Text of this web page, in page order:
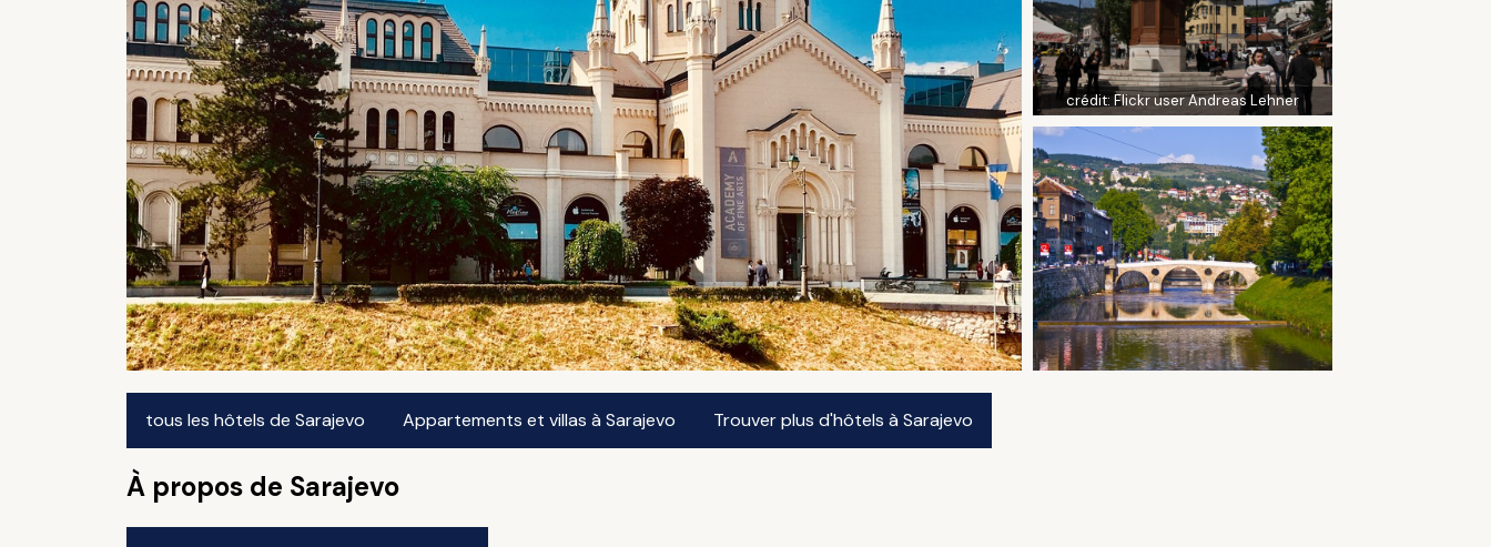
crédit:Flickr user Andreas Lehner
tous les hôtels de Sarajevo Appartements et villas à Sarajevo Trouver plus d'hôtels à Sarajevo
À propos de Sarajevo